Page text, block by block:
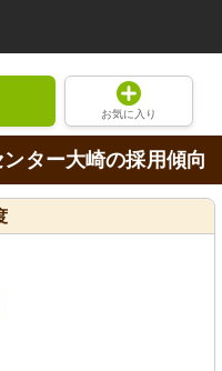
お気に入り
ター大崎の採用傾向